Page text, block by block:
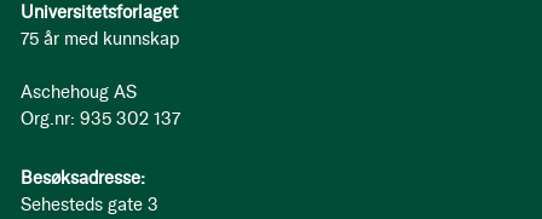
Universitetsforlaget
75 år med kunnskap
Aschehoug AS
Org.nr: 935 302 137
Besøksadresse:
Sehesteds gate 3